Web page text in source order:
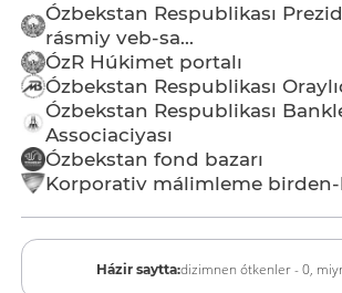
Ózbekstan Respublikası
rásmiy veb-sa...
ÓzR Húkimet portalı
Ózbekstan Respublikası
Ózbekstan Respublikası
Associaciyası
Ózbekstan fond bazarı
Korporativ málimleme birden-
Házir saytta:dizimnen ótkenler - 0,